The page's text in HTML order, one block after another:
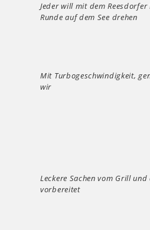
Jeder will mit dem Reesdorfer
Runde auf dem See drehen
Mit Turbogeschwindigkeit,
wir
Leckere Sachen vom Grill
vorbereitet